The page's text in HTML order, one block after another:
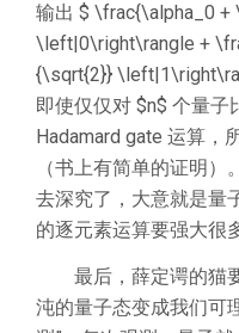
输出 $ \frac{\alpha_0 +
\left|0\right\rangle +
{\sqrt{2}}
即使仅仅对 $n$ 个量子
Hadamard gate 运算，
（书上有简单的证明
去深究了，大意就是量
的逐元素运算要强大很
最后，薛定谔的猫要
沌的量子态变成我们可